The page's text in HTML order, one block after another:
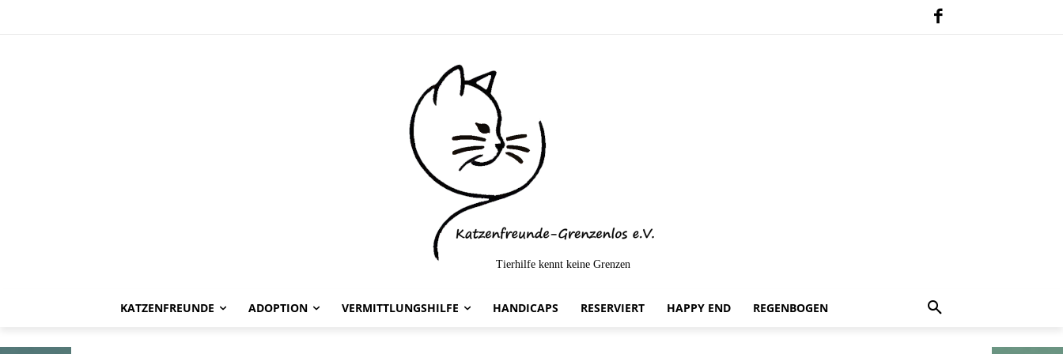
Tierhilfe kennt keine Grenzen
KATZENFREUNDE ADOPTION VERMITTLUNGSHILFE HANDICAPS RESERVIERT HAPPY END REGENBOGEN
Amada -vermittelt-